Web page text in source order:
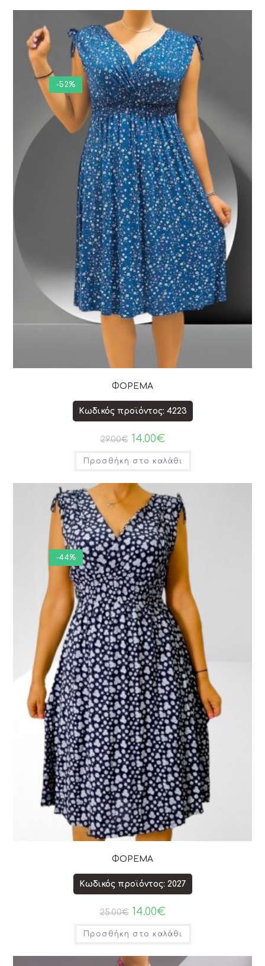
-52%
ΦΟΡΕΜΑ
Κωδικός προϊόντος: 4223
29.00€ 14.00€
Προσθήκη στο καλάθι
-44%
ΦΟΡΕΜΑ
Κωδικός προϊόντος: 2027
25.00€ 14.00€
Προσθήκη στο καλάθι